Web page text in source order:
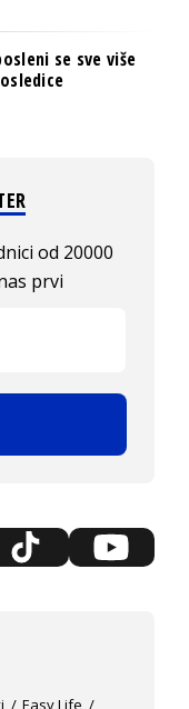
se sve više
od 20000
prvi
Easy Life